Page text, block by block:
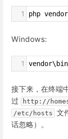
1 php
Windows:
1
接下来，在终端
过
http://
/etc/hosts 文
话忽略）。